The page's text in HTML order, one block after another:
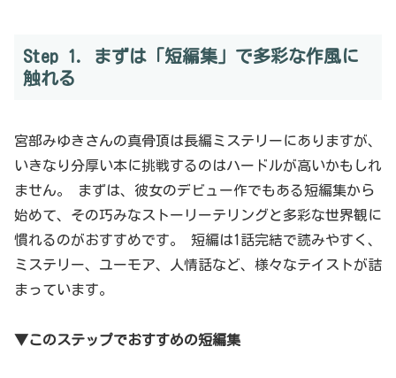
Step 1. まずは「短編集」で多彩な作風に
触れる
宮部みゆきさんの真骨頂は長編ミステリーにありますが、
いきなり分厚い本に挑戦するのはハードルが高いかもしれ
ません。 まずは、彼女のデビュー作でもある短編集から
始めて、その巧みなストーリーテリングと多彩な世界観に
慣れるのがおすすめです。 短編は1話完結で読みやすく、
ミステリー、ユーモア、人情話など、様々なテイストが詰
まっています。
▼このステップでおすすめの短編集